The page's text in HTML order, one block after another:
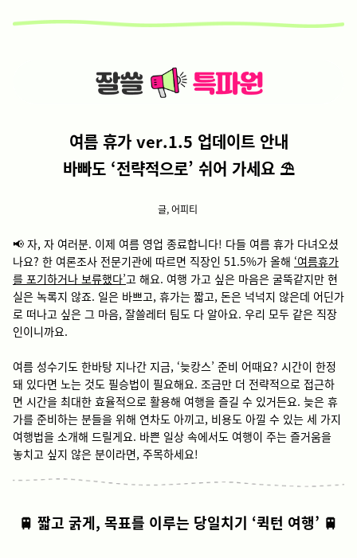
여름 휴가 ver.1.5 업데이트 안내
바빠도 ‘전략적으로’ 쉬어 가세요 ⛱️
글, 어피티
📢 자, 자 여러분. 이제 여름 영업 종료합니다! 다들 여름 휴가 다녀오셨
나요? 한 여론조사 전문기관에 따르면 직장인 51.5%가 올해 ‘여름휴가
를 포기하거나 보류했다’고 해요. 여행 가고 싶은 마음은 굴뚝같지만 현
실은 녹록지 않죠. 일은 바쁘고, 휴가는 짧고, 돈은 넉넉지 않은데 어딘가
로 떠나고 싶은 그 마음, 잘쓸레터 팀도 다 알아요. 우리 모두 같은 직장
인이니까요.
여름 성수기도 한바탕 지나간 지금, ‘늦캉스’ 준비 어때요? 시간이 한정
돼 있다면 노는 것도 필승법이 필요해요. 조금만 더 전략적으로 접근하
면 시간을 최대한 효율적으로 활용해 여행을 즐길 수 있거든요. 늦은 휴
가를 준비하는 분들을 위해 연차도 아끼고, 비용도 아낄 수 있는 세 가지
여행법을 소개해 드릴게요. 바쁜 일상 속에서도 여행이 주는 즐거움을
놓치고 싶지 않은 분이라면, 주목하세요!
🚆 짧고 굵게, 목표를 이루는 당일치기 ‘퀵턴 여행’ 🚆